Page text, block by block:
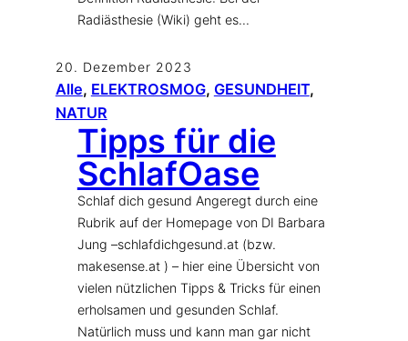
Radiästhesie (Wiki) geht es…
20. Dezember 2023
Alle, ELEKTROSMOG, GESUNDHEIT
NATUR
Tipps für die
SchlafOase
Schlaf dich gesund Angeregt durch eine
Rubrik auf der Homepage von DI Barbara
Jung –schlafdichgesund.at (bzw.
makesense.at ) – hier eine Übersicht von
vielen nützlichen Tipps & Tricks für einen
erholsamen und gesunden Schlaf.
Natürlich muss und kann man gar nicht